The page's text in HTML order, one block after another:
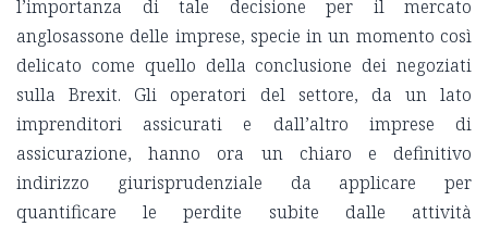
l’importanza di tale decisione per il mercato
anglosassone delle imprese, specie in un momento così
delicato come quello della conclusione dei negoziati
sulla Brexit. Gli operatori del settore, da un lato
imprenditori assicurati e dall’altro imprese di
assicurazione, hanno ora un chiaro e definitivo
indirizzo giurisprudenziale da applicare per
quantificare le perdite subite dalle attività